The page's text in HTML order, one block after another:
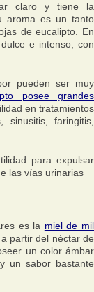
claro y tiene la
aroma es un tanto
de eucalipto. En
e intenso, con
pueden ser muy
posee grandes
en tratamientos
sinusitis, faringitis,
para expulsar
las vías urinarias
es la miel de mil
partir del néctar de
un color ámbar
un sabor bastante